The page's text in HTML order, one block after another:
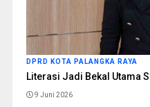
DPRD KOTA PALANGKA RAYA
Literasi Jadi Bekal Utama
9 Juni 2026